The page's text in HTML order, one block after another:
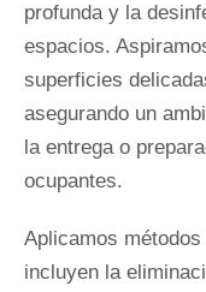
profunda y la
espacios.
superficies
asegurando un
la entrega o
ocupantes.
Aplicamos
incluyen la